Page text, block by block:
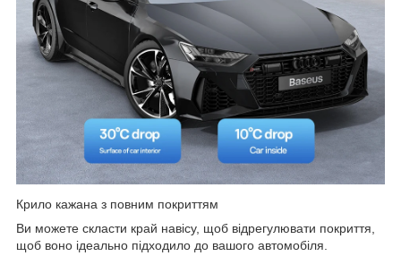
Крило кажана з повним покриттям
Ви можете скласти край навісу, щоб відрегулювати покриття,
щоб воно ідеально підходило до вашого автомобіля.